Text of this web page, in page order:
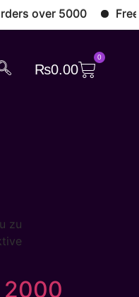
over 5000 Free
₨0.00
0
zu
2000